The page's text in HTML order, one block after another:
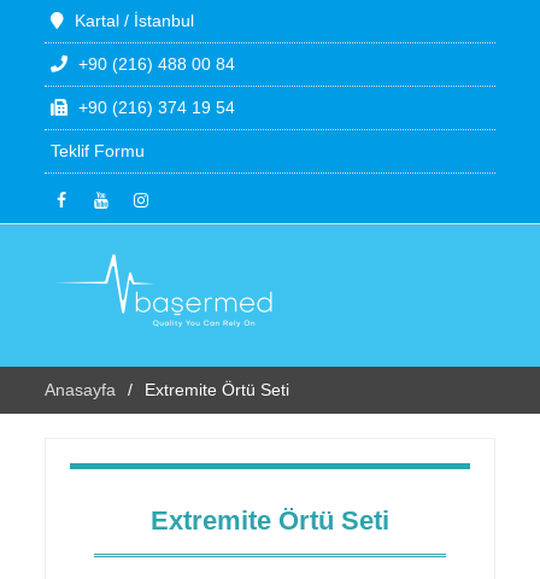
Kartal / İstanbul
+90 (216) 488 00 84
+90 (216) 374 19 54
Teklif Formu
Anasayfa Extremite Örtü Seti
Extremite Örtü Seti